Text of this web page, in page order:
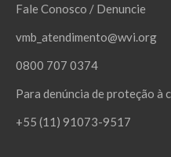
Fale Conosco / Denuncie
vmb_atendimento@wvi.org
0800 707 0374
Para denúncia de proteção à
+55 (11) 91073-9517